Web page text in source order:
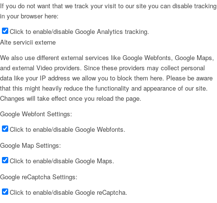
If you do not want that we track your visit to our site you can disable tracking
in your browser here:
Click to enable/disable Google Analytics tracking.
Alte servicii externe
We also use different external services like Google Webfonts, Google Maps,
and external Video providers. Since these providers may collect personal
data like your IP address we allow you to block them here. Please be aware
that this might heavily reduce the functionality and appearance of our site.
Changes will take effect once you reload the page.
Google Webfont Settings:
Click to enable/disable Google Webfonts.
Google Map Settings:
Click to enable/disable Google Maps.
Google reCaptcha Settings:
Click to enable/disable Google reCaptcha.